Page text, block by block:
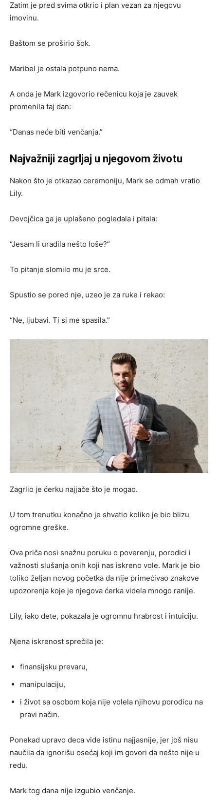
Zatim je pred svima otkrio i plan vezan za njegovu
imovinu.
Baštom se proširio šok.
Maribel je ostala potpuno nema.
A onda je Mark izgovorio rečenicu koja je zauvek
promenila taj dan:
“Danas neće biti venčanja.”
Najvažniji zagrljaj u njegovom životu
Nakon što je otkazao ceremoniju, Mark se odmah vratio
Lily.
Devojčica ga je uplašeno pogledala i pitala:
“Jesam li uradila nešto loše?”
To pitanje slomilo mu je srce.
Spustio se pored nje, uzeo je za ruke i rekao:
“Ne, ljubavi. Ti si me spasila.”
Zagrlio je ćerku najjače što je mogao.
U tom trenutku konačno je shvatio koliko je bio blizu
ogromne greške.
Ova priča nosi snažnu poruku o poverenju, porodici i
važnosti slušanja onih koji nas iskreno vole. Mark je bio
toliko željan novog početka da nije primećivao znakove
upozorenja koje je njegova ćerka videla mnogo ranije.
Lily, iako dete, pokazala je ogromnu hrabrost i intuiciju.
Njena iskrenost sprečila je:
finansijsku prevaru,
manipulaciju,
i život sa osobom koja nije volela njihovu porodicu na
pravi način.
Ponekad upravo deca vide istinu najjasnije, jer još nisu
naučila da ignorišu osećaj koji im govori da nešto nije u
redu.
Mark tog dana nije izgubio venčanje.